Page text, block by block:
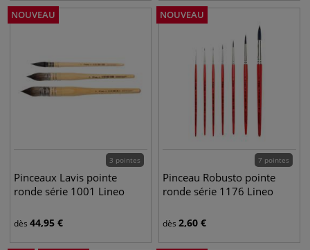
NOUVEAU
3 pointes
Pinceaux Lavis pointe
ronde série 1001 Lineo
dès 44,95 €
NOUVEAU
7 pointes
Pinceau Robusto pointe
ronde série 1176 Lineo
dès 2,60 €